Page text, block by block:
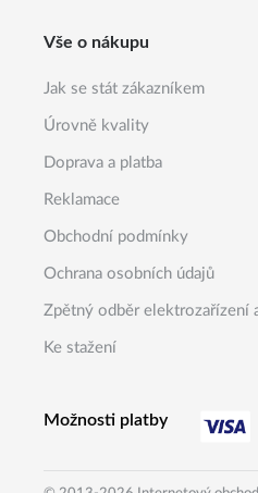
Vše o nákupu
Jak se stát zákazníkem
Úrovně kvality
Doprava a platba
Reklamace
Obchodní podmínky
Ochrana osobních údajů
Zpětný odběr elektrozařízení
Ke stažení
Možnosti platby